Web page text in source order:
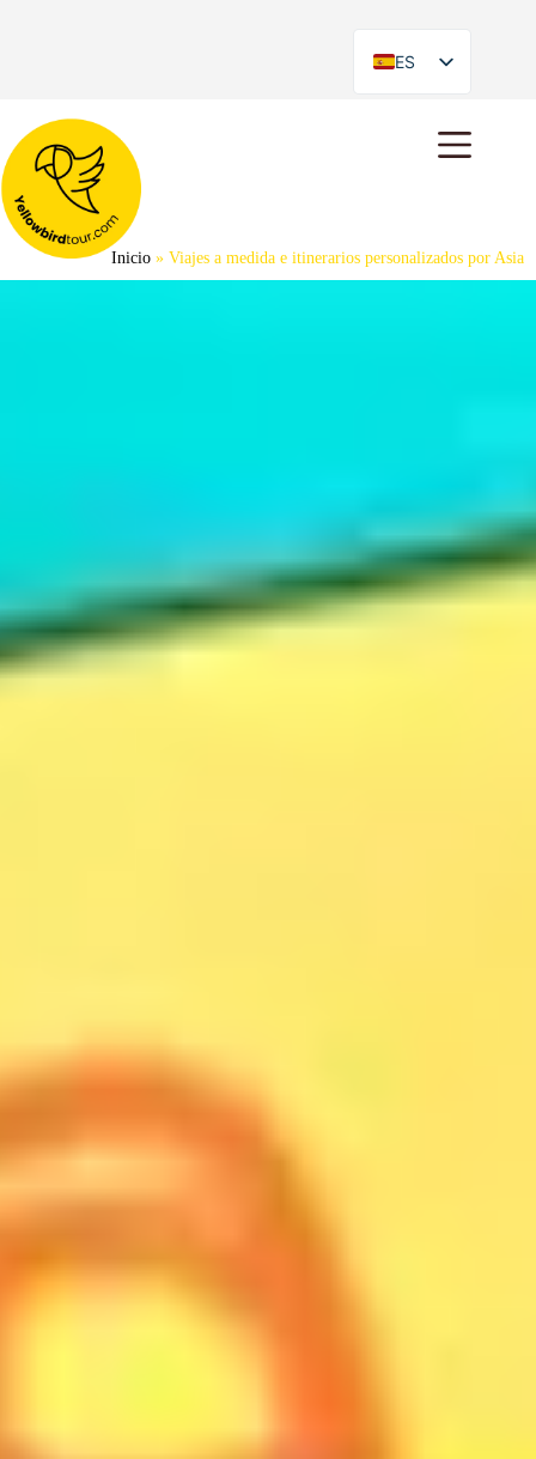
ES
EN
Inicio » Viajes a medida e itinerarios personalizados por Asia